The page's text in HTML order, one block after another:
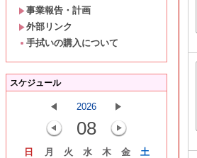
事業報告・計画
外部リンク
手拭いの購入について
スケジュール
2026
08
日 月 火 水 木 金
土